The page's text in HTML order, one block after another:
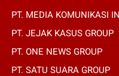
PT. MEDIA KOMUNIKASI
PT. JEJAK KASUS GROUP
PT. ONE NEWS GROUP
PT. SATU SUARA GROUP